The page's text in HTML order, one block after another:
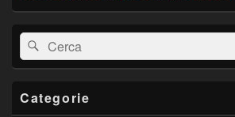
Area
widget
barra
laterale
Cerca:Cerca
Categorie